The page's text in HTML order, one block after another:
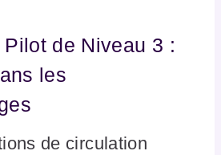
de Niveau 3 :
les
de circulation